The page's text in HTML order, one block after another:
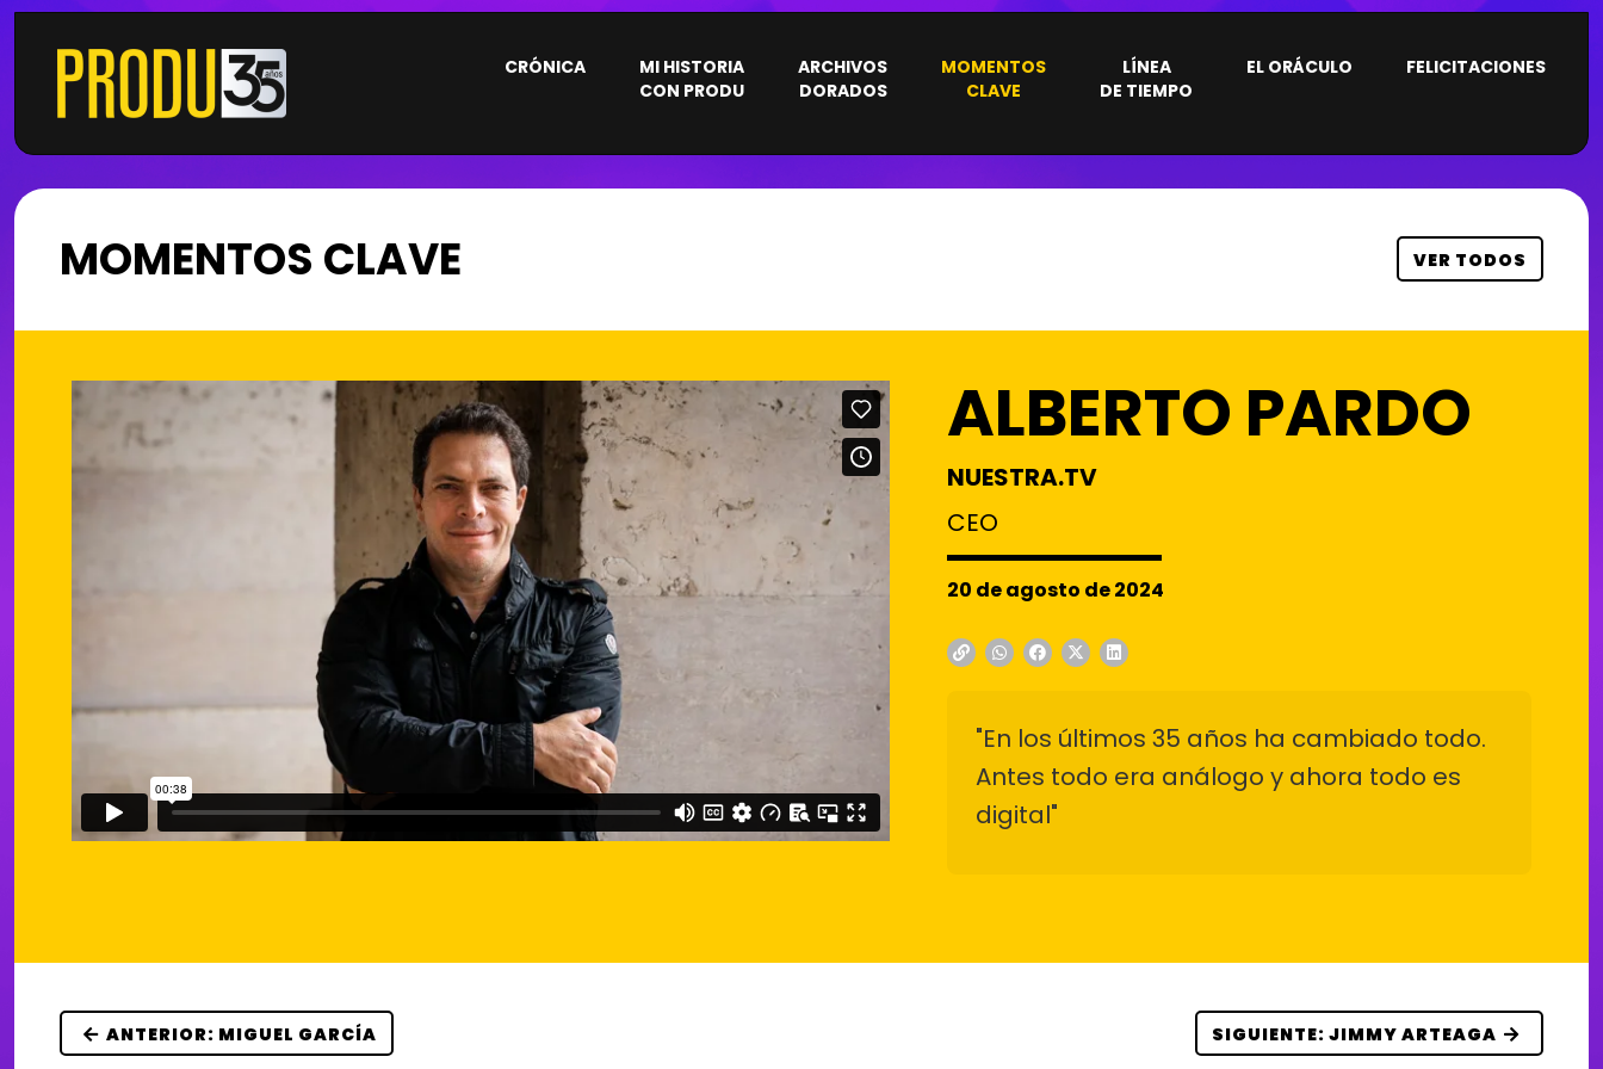
CRÓNICA
MI HISTORIA
CON PRODU
ARCHIVOS
DORADOS
MOMENTOS
CLAVE
LÍNEA
DE TIEMPO
EL ORÁCULO FELICITACIONES
×
CON PRODU
ARCHIVOS
FELICITACIONES
MOMENTOS CLAVE VER TODOS
ALBERTO PARDO
NUESTRA.TV
CEO
20 de agosto de 2024
"En los últimos 35 años ha cambiado todo.
Antes todo era análogo y ahora todo es
digital"
ANTERIOR: MIGUEL GARCÍA SIGUIENTE: JIMMY ARTEAGA